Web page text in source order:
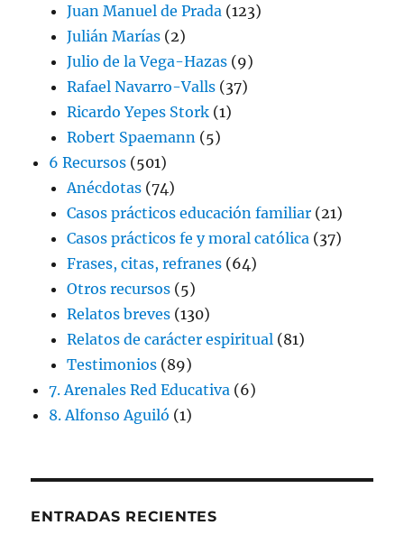
Juan Manuel de Prada (123)
Julián Marías (2)
Julio de la Vega-Hazas (9)
Rafael Navarro-Valls (37)
Ricardo Yepes Stork (1)
Robert Spaemann (5)
6 Recursos (501)
Anécdotas (74)
Casos prácticos educación familiar (21)
Casos prácticos fe y moral católica (37)
Frases, citas, refranes (64)
Otros recursos (5)
Relatos breves (130)
Relatos de carácter espiritual (81)
Testimonios (89)
7. Arenales Red Educativa (6)
8. Alfonso Aguiló (1)
ENTRADAS RECIENTES